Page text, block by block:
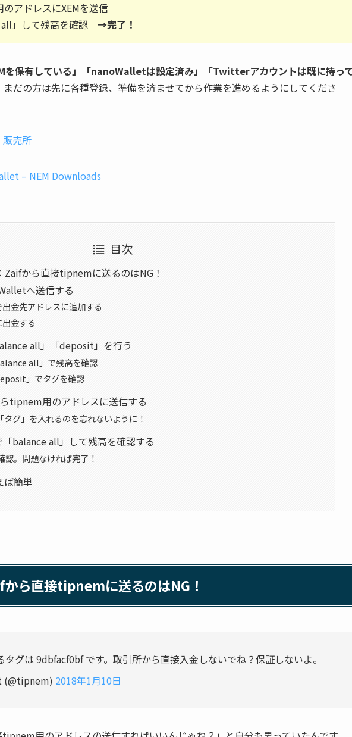
アドレスにXEMを送信
」して残高を確認 →完了！
を保有している」「nanoWalletは設定済み」「Twitterアカウントは既に持っ
まだの方は先に各種登録、準備を済ませてから作業を進めるようにしてくださ
販売所
– NEM Downloads
目次
Zaifから直接tipnemに送るのはNG！
へ送信する
金先アドレスに追加する
金する
all」「deposit」を行う
all」で残高を確認
」でタグを確認
tipnem用のアドレスに送信する
タグ」を入れるのを忘れないように！
balance all」して残高を確認する
認。問題なければ完了！
ば簡単
ら直接tipnemに送るのはNG！
グは 9dbfacf0bf です。取引所から直接入金しないでね？保証しないよ。
2018年1月10日